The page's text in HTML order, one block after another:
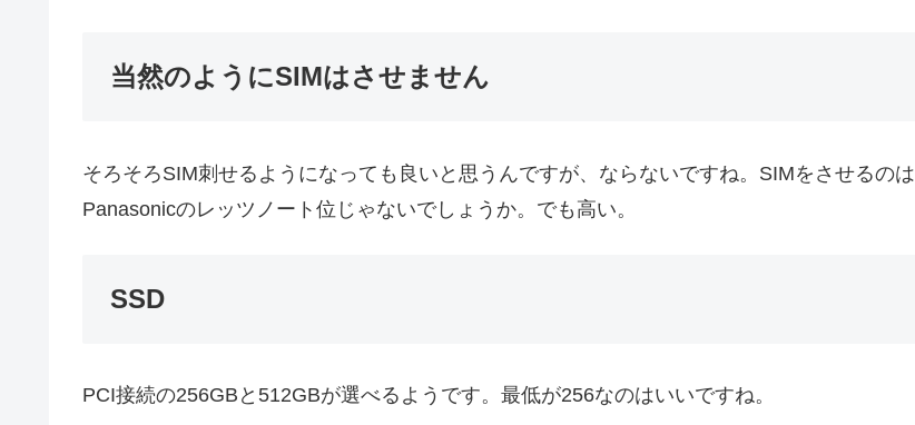
当然のようにSIMはさせません
そろそろSIM刺せるようになっても良いと思うんですが、ならないですね。SIMをさせるのは
Panasonicのレッツノート位じゃないでしょうか。でも高い。
SSD
PCI接続の256GBと512GBが選べるようです。最低が256なのはいいですね。